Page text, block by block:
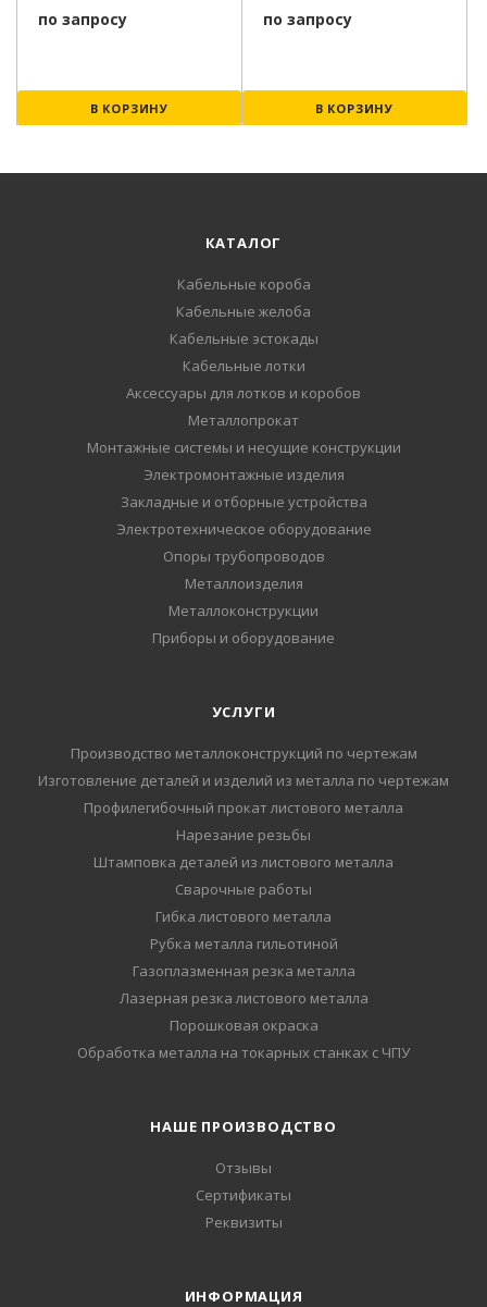
по запросу
В КОРЗИНУ
по запросу
В КОРЗИНУ
КАТАЛОГ
Кабельные короба
Кабельные желоба
Кабельные эстокады
Кабельные лотки
Аксессуары для лотков и коробов
Металлопрокат
Монтажные системы и несущие конструкции
Электромонтажные изделия
Закладные и отборные устройства
Электротехническое оборудование
Опоры трубопроводов
Металлоизделия
Металлоконструкции
Приборы и оборудование
УСЛУГИ
Производство металлоконструкций по чертежам
Изготовление деталей и изделий из металла по чертежам
Профилегибочный прокат листового металла
Нарезание резьбы
Штамповка деталей из листового металла
Сварочные работы
Гибка листового металла
Рубка металла гильотиной
Газоплазменная резка металла
Лазерная резка листового металла
Порошковая окраска
Обработка металла на токарных станках с ЧПУ
НАШЕ ПРОИЗВОДСТВО
Отзывы
Сертификаты
Реквизиты
ИНФОРМАЦИЯ